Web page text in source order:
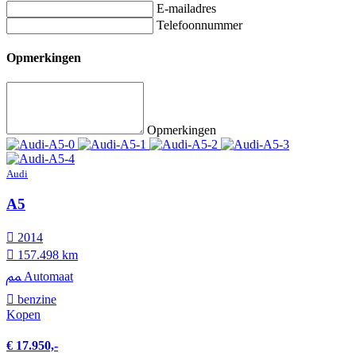
E-mailadres
Telefoonnummer
Opmerkingen
Opmerkingen
Audi
A5
2014
157.498 km
Automaat
benzine
Kopen
€ 17.950,-